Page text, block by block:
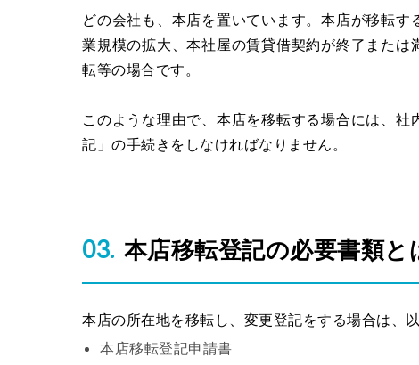
どの会社も、本店を置いています。本店が移転
業規模の拡大、本社屋の賃貸借契約が終了また
転等の場合です。
このような理由で、本店を移転する場合には、
記」の手続きをしなければなりません。
本店移転登記の必要書類と
本店の所在地を移転し、変更登記をする場合は、
本店移転登記申請書